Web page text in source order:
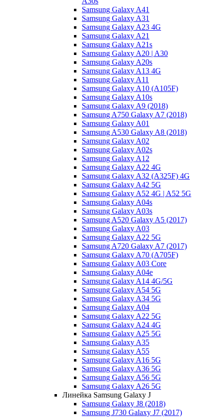
Samsung Galaxy A41
Samsung Galaxy A31
Samsung Galaxy A23 4G
Samsung Galaxy A21
Samsung Galaxy A21s
Samsung Galaxy A20 | A30
Samsung Galaxy A20s
Samsung Galaxy A13 4G
Samsung Galaxy A11
Samsung Galaxy A10 (A105F)
Samsung Galaxy A10s
Samsung Galaxy A9 (2018)
Samsung A750 Galaxy A7 (2018)
Samsung Galaxy A01
Samsung A530 Galaxy A8 (2018)
Samsung Galaxy A02
Samsung Galaxy A02s
Samsung Galaxy A12
Samsung Galaxy A22 4G
Samsung Galaxy A32 (A325F) 4G
Samsung Galaxy A42 5G
Samsung Galaxy A52 4G | A52 5G
Samsung Galaxy A04s
Samsung Galaxy A03s
Samsung A520 Galaxy A5 (2017)
Samsung Galaxy A03
Samsung Galaxy A22 5G
Samsung A720 Galaxy A7 (2017)
Samsung Galaxy A70 (A705F)
Samsung Galaxy A03 Core
Samsung Galaxy A04e
Samsung Galaxy A14 4G/5G
Samsung Galaxy A54 5G
Samsung Galaxy A34 5G
Samsung Galaxy A04
Samsung Galaxy A22 5G
Samsung Galaxy A24 4G
Samsung Galaxy A25 5G
Samsung Galaxy A35
Samsung Galaxy A55
Samsung Galaxy A16 5G
Samsung Galaxy A36 5G
Samsung Galaxy A56 5G
Samsung Galaxy A26 5G
Линейка Samsung Galaxy J
Samsung Galaxy J8 (2018)
Samsung J730 Galaxy J7 (2017)